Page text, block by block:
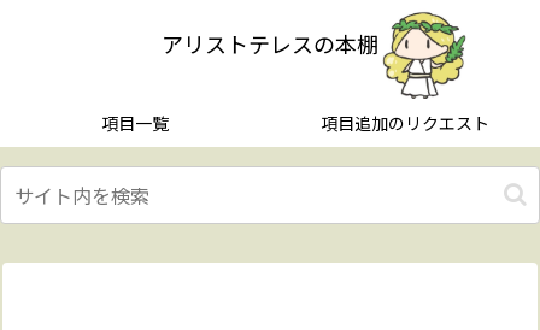
アリストテレスの本棚
項目一覧 項目追加のリクエスト